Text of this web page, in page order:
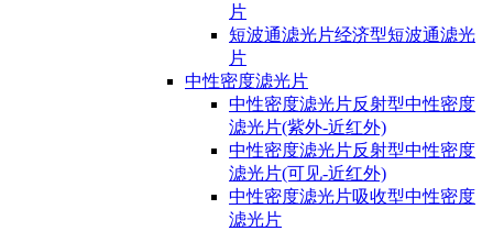
片
短波通滤光片经济型短波通滤光
片
中性密度滤光片
中性密度滤光片反射型中性密度
滤光片(紫外-近红外)
中性密度滤光片反射型中性密度
滤光片(可见-近红外)
中性密度滤光片吸收型中性密度
滤光片